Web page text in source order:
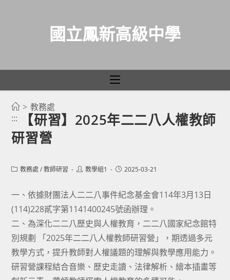
國立鳳新高級中學
> 教務處
:::
【研習】2025年二二八人權教師
研習營
Post教務處 / 教師研習
Post教學組1
Post2025-03-21
一、依據財團法人二二八事件紀念基金會114年3月13日
(114)228貳字第1141400245號函辦理。
二、為深化二二八歷史與人權教育，二二八國家紀念館特
別規劃 「2025年二二八人權教師研習營」，期透過多元
教學方式，提升教師對人權議題的理解與教學應用能力。
研習營課程結合音樂、歷史走讀、法律解析、繪本插畫等